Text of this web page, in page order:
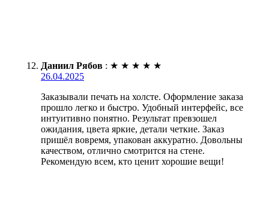
Даниил Рябов : ★ ★ ★ ★ ★
26.04.2025
Заказывали печать на холсте. Оформление заказа
прошло легко и быстро. Удобный интерфейс, все
интуитивно понятно. Результат превзошел
ожидания, цвета яркие, детали четкие. Заказ
пришёл вовремя, упакован аккуратно. Довольны
качеством, отлично смотрится на стене.
Рекомендую всем, кто ценит хорошие вещи!